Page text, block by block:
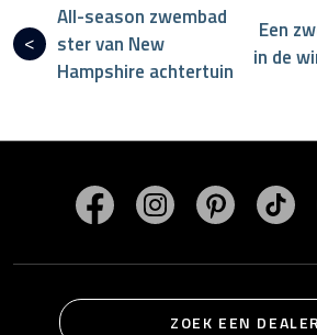
All-season zwembad
ster van New
Hampshire achtertuin
Een
in de
Bezoek MasterSpas op
BezoekBezoek
ZOEK EEN DEALER